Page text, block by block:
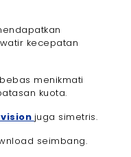
kecepatan
menikmati
kuota.
juga simetris.
seimbang.